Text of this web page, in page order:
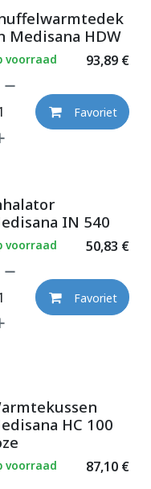
Medisana HDW
93,89€
voorraad
Favoriet
IN 540
50,83 €
voorraad
Favoriet
HC 100
87,10€
voorraad